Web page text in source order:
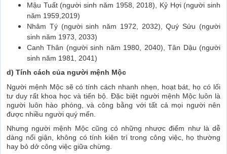
Mậu Tuất (người sinh năm 1958, 2018), Kỷ Hợi (người sinh
năm 1959,2019)
Nhâm Tý (người sinh năm 1972, 2032), Quý Sửu (người
sinh năm 1973, 2033)
Canh Thân (người sinh năm 1980, 2040), Tân Dậu (người
sinh năm 1981, 2041)
d) Tính cách của người mệnh Mộc
Người mệnh Mộc sẽ có tính cách nhanh nhẹn, hoạt bát, họ có lối
tư duy rất khoa học và tiến bộ. Đặc biệt người mệnh Mộc luôn là
người luôn hào phóng, và công bằng với tất cả mọi người nên
được nhiều người quý mến.
Nhưng người mệnh Mộc cũng có những nhược điểm như là dễ
dàng nổi giận, không có tính kiên trì trong công việc, họ thường
hay bỏ dở công việc giữa chừng.